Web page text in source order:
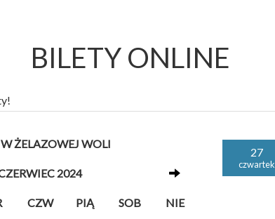
BILETY ONLINE
ŻELAZOWEJ WOLI
2024
CZW PIĄ SOB NIE
27
czwartek